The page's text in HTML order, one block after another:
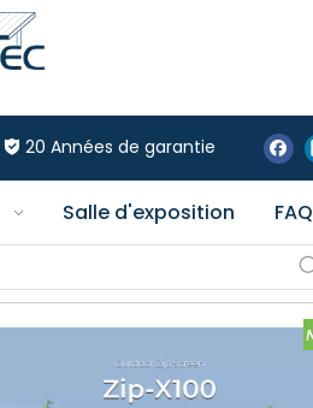
 20 Années de garantie
Salle d'exposition FAQ